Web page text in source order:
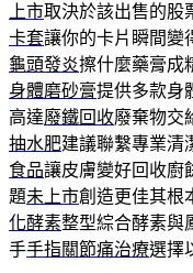
上市取決於該出售的股
卡套讓你的卡片瞬間變
龜頭發炎擦什麼藥膏成
身體磨砂膏提供多款身
高達廢鐵回收廢棄物交
抽水肥建議聯繫專業清
食品讓皮膚變好回收廚
題未上市創造更佳其根
化酵素整型綜合酵素與
手手指關節痛治療選擇